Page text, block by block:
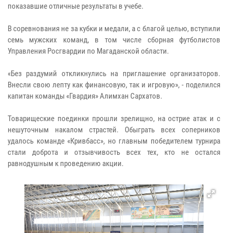
показавшие отличные результаты в учебе.
В соревнования не за кубки и медали, а с благой целью, вступили
семь мужских команд, в том числе сборная футболистов
Управления Росгвардии по Магаданской области.
«Без раздумий откликнулись на приглашение организаторов.
Внесли свою лепту как финансовую, так и игровую», - поделился
капитан команды «Гвардия» Алимхан Сархатов.
Товарищеские поединки прошли зрелищно, на острие атак и с
нешуточным накалом страстей. Обыграть всех соперников
удалось команде «Кривбасс», но главным победителем турнира
стали доброта и отзывчивость всех тех, кто не остался
равнодушным к проведению акции.